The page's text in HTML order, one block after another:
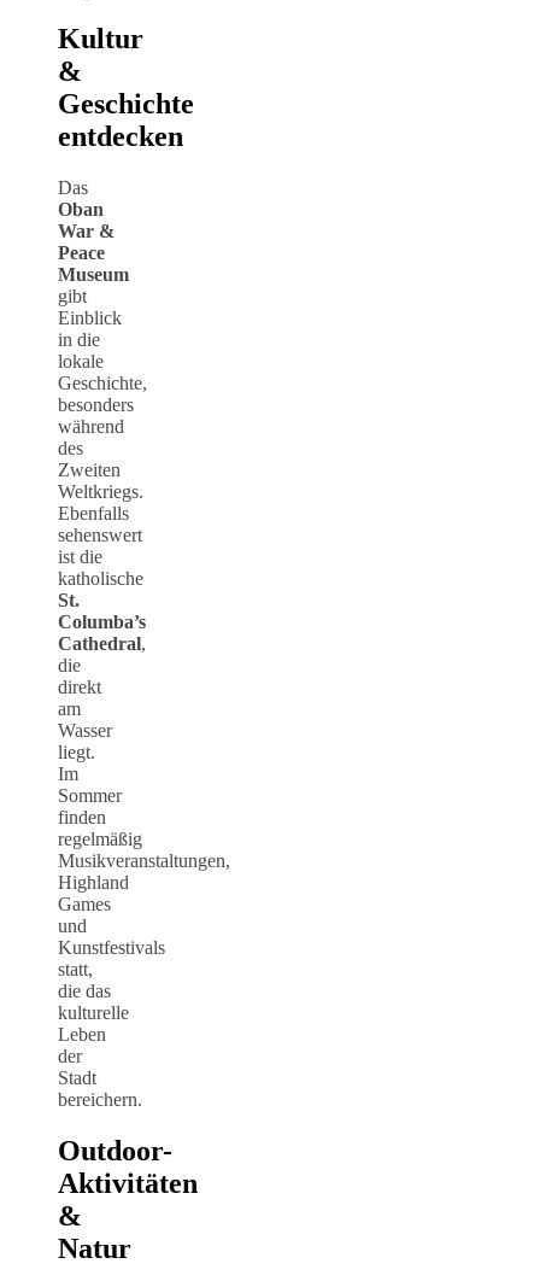
Kultur
&
Geschichte
entdecken
Das
Oban
War &
Peace
Museum
gibt
Einblick
in die
lokale
Geschichte,
besonders
während
des
Zweiten
Weltkriegs.
Ebenfalls
sehenswert
ist die
katholische
St.
Columba’s
Cathedral,
die
direkt
am
Wasser
liegt.
Im
Sommer
finden
regelmäßig
Musikveranstaltungen,
Highland
Games
und
Kunstfestivals
statt,
die das
kulturelle
Leben
der
Stadt
bereichern.
Outdoor-
Aktivitäten
&
Natur